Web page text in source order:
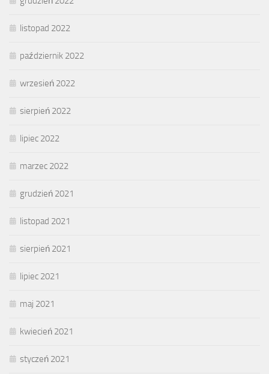
listopad 2022
październik 2022
wrzesień 2022
sierpień 2022
lipiec 2022
marzec 2022
grudzień 2021
listopad 2021
sierpień 2021
lipiec 2021
maj 2021
kwiecień 2021
styczeń 2021